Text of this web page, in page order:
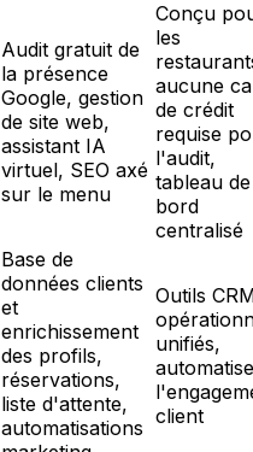
Audit gratuit de
la présence
Google, gestion
de site web,
assistant IA
virtuel, SEO axé
sur le menu
Conçu
les
aucune
de crédit
requise
l'audit,
tableau de
bord
centralisé
Base de
données clients
et
enrichissement
des profils,
réservations,
liste d'attente,
automatisations
Outils
unifiés,
automatise
client